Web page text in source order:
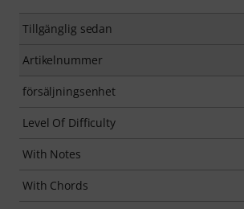
Tillgänglig sedan
Artikelnummer
försäljningsenhet
Level Of Difficulty
With Notes
With Chords